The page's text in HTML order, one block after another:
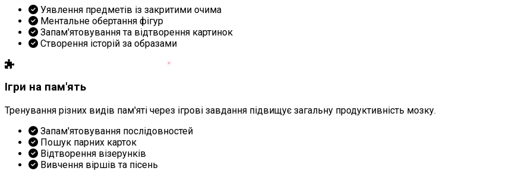
Уявлення предметів із закритими очима
Ментальне обертання фігур
Запам'ятовування та відтворення картинок
Створення історій за образами
Ігри на пам'ять
Тренування різних видів пам'яті через ігрові завдання підвищує загальну продуктивність мозку.
Запам'ятовування послідовностей
Пошук парних карток
Відтворення візерунків
Вивчення віршів та пісень